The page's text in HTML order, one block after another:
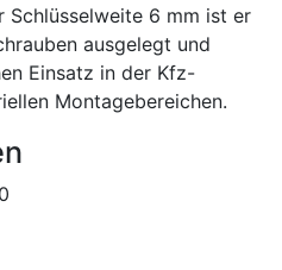
Schlüsselweite 6 mm ist er
ausgelegt und
Einsatz in der Kfz-
Montagebereichen.